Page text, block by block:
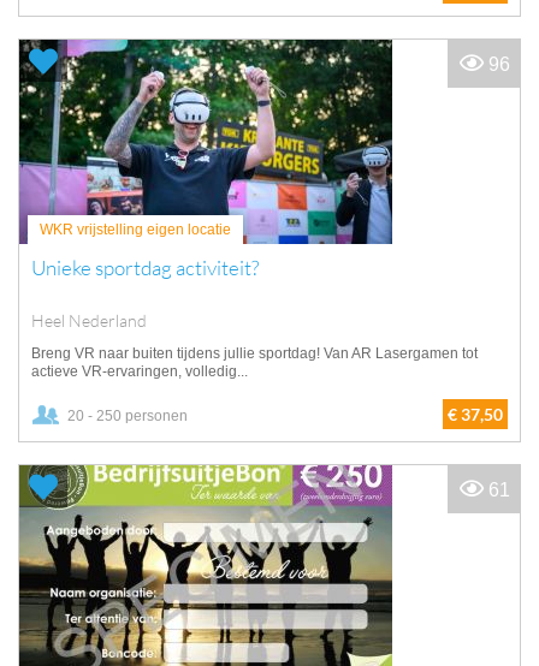
WKR vrijstelling eigen locatie
Unieke sportdag activiteit?
Heel Nederland
Breng VR naar buiten tijdens jullie sportdag! Van AR Lasergamen tot
actieve VR-ervaringen, volledig...
20 - 250 personen € 37,50
96
61